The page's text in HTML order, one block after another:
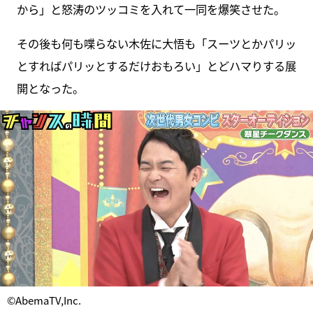
から」と怒涛のツッコミを入れて一同を爆笑させた。
その後も何も喋らない木佐に大悟も「スーツとかパリッ
とすればパリッとするだけおもろい」とどハマりする展
開となった。
©AbemaTV,Inc.